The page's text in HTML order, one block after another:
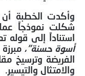
وأكدت الخطبة
شكلت نموذجاً
استناداً إلى قوله
أسوة حسنة”،
الفريضة وترسيخ
والامتثال والتيسير.